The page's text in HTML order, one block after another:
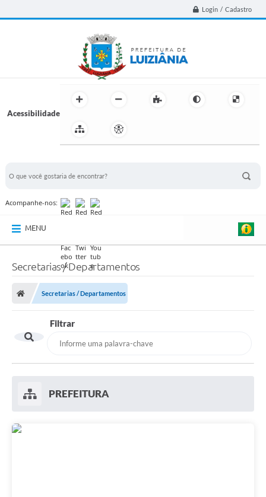
Login / Cadastro
Acessibilidade
Acompanhe-nos:
MENU
Secretarias / Departamentos
Secretarias / Departamentos
Filtrar
PREFEITURA